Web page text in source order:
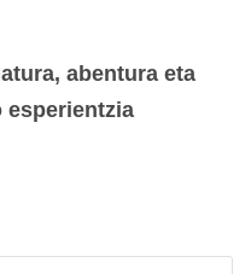
abentura eta
esperientzia